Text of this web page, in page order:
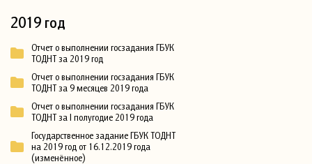
2019 год
Отчет о выполнении госзадания ГБУК
ТОДНТ за 2019 год
Отчет о выполнении госзадания ГБУК
ТОДНТ за 9 месяцев 2019 года
Отчет о выполнении госзадания ГБУК
ТОДНТ за I полугодие 2019 года
Государственное задание ГБУК ТОДНТ
на 2019 год от 16.12.2019 года
(изменённое)